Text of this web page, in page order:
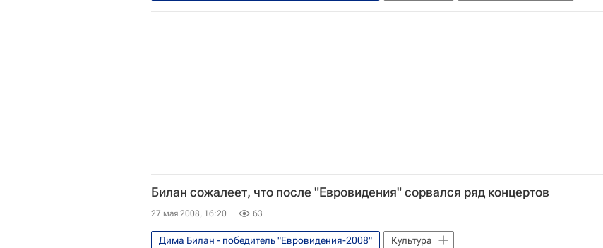
Билан сожалеет, что после "Евровидения" сорвался ряд концертов
27 мая 2008, 16:20 63
Дима Билан - победитель "Евровидения-2008" Культура